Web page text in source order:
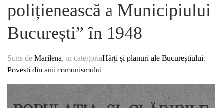
polițienească a Municipiului
București” în 1948
Scris de Marilena, in categoriaHărți și planuri ale Bucureștiului,
Povești din anii comunismului